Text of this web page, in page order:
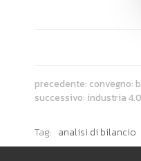
precedente: convegno:
successivo: industria 4.0
Tag: analisi di bilancio